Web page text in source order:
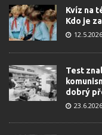
Kvíz na
Kdo je
12.5.2026
Test
dobrý
23.6.2026